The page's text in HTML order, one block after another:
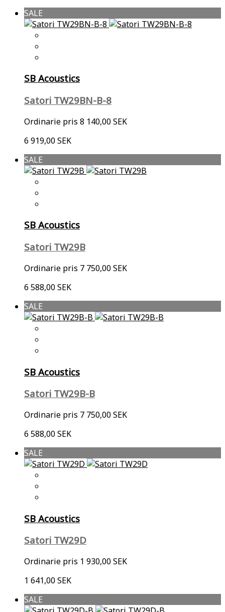
SALE
SB Acoustics
Satori TW29BN-B-8
Ordinarie pris 8 140,00 SEK
6 919,00 SEK
SALE
SB Acoustics
Satori TW29B
Ordinarie pris 7 750,00 SEK
6 588,00 SEK
SALE
SB Acoustics
Satori TW29B-B
Ordinarie pris 7 750,00 SEK
6 588,00 SEK
SALE
SB Acoustics
Satori TW29D
Ordinarie pris 1 930,00 SEK
1 641,00 SEK
SALE